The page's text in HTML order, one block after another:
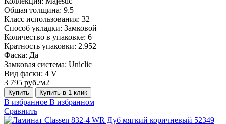
Общая толщина: 9.5
Класс использования: 32
Способ укладки: Замковой
Количество в упаковке: 6
Кратность упаковки: 2.952
Фаска: Да
Замковая система: Uniclic
Вид фаски: 4 V
3 795 руб./м2
Купить Купить в 1 клик
В избранное В избранном
Сравнить